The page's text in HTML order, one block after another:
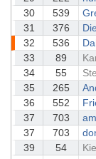
30
539
31
376
32
536
33
89
34
55
35
265
36
552
37
703
37
703
39
54